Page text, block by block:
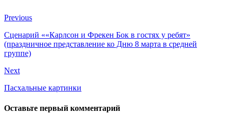
Previous
Сценарий ««Карлсон и Фрекен Бок в гостях у ребят»
(праздничное представление ко Дню 8 марта в средней
группе)
Next
Пасхальные картинки
Оставьте первый комментарий